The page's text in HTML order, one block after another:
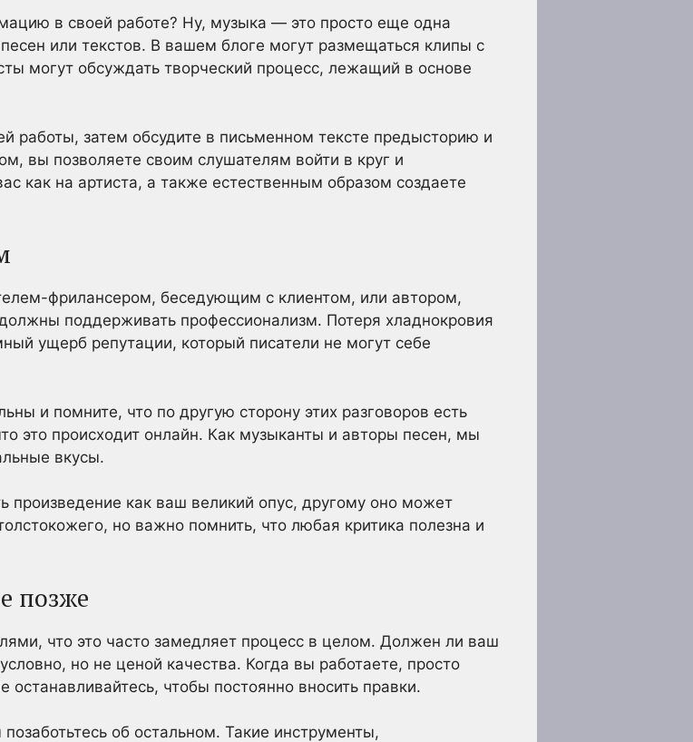
в своей работе? Ну, музыка — это просто еще одна
или текстов. В вашем блоге могут размещаться клипы с
могут обсуждать творческий процесс, лежащий в основе
работы, затем обсудите в письменном тексте предысторию и
вы позволяете своим слушателям войти в круг и
как на артиста, а также естественным образом создаете
фрилансером, беседующим с клиентом, или автором,
поддерживать профессионализм. Потеря хладнокровия
ущерб репутации, который писатели не могут себе
и помните, что по другую сторону этих разговоров есть
это происходит онлайн. Как музыканты и авторы песен, мы
вкусы.
произведение как ваш великий опус, другому оно может
но важно помнить, что любая критика полезна и
позже
что это часто замедляет процесс в целом. Должен ли ваш
но не ценой качества. Когда вы работаете, просто
чтобы постоянно вносить правки.
об остальном. Такие инструменты,